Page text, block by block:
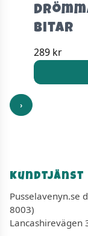
Bitar
289 kr
›
Kundtjänst
Pusselavenyn.se
8003)
Lancashirevägen